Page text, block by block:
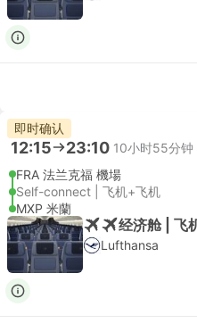
即时确认
12:15 23:10 10小时55分钟
FRA 法兰克福 機場
Self-connect | 飞机+飞机
MXP 米蘭
经济舱 | 飞
Lufthansa